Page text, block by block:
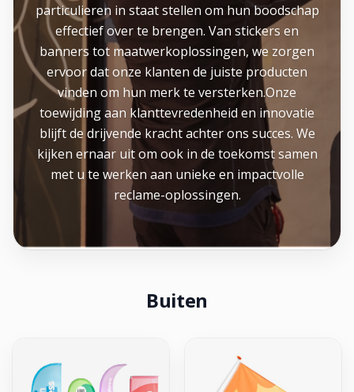
particulieren in staat stellen om hun boodschap
effectief over te brengen. Van stickers en
banners tot maatwerkoplossingen, we zorgen
ervoor dat onze klanten de juiste producten
vinden om hun merk te versterken.Onze
toewijding aan klanttevredenheid en innovatie
blijft de drijvende kracht achter ons succes. We
kijken ernaar uit om ook in de toekomst samen
met u te werken aan unieke en impactvolle
reclame-oplossingen.
Buiten